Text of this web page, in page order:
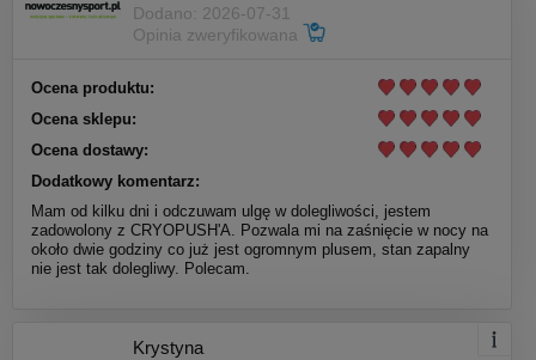
Dodano: 2026-07-31
Opinia zweryfikowana
Ocena produktu:
Ocena sklepu:
Ocena dostawy:
Dodatkowy komentarz:
Mam od kilku dni i odczuwam ulgę w dolegliwości, jestem
zadowolony z CRYOPUSH'A. Pozwala mi na zaśnięcie w nocy na
około dwie godziny co już jest ogromnym plusem, stan zapalny
nie jest tak dolegliwy. Polecam.
Krystyna